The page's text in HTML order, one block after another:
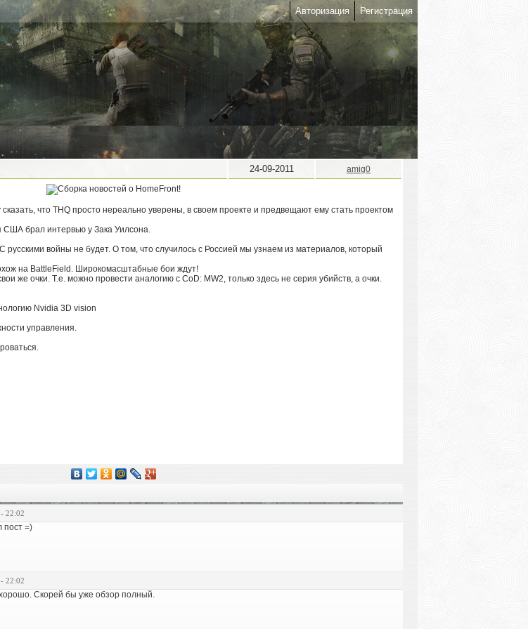
Авторизация Регистрация
24-09-2011 amig0
сказать, что THQ просто нереально уверены, в своем проекте и предвещают ему стать проектом
США брал интервью у Зака Уилсона.
русскими войны не будет. О том, что случилось с Россией мы узнаем из материалов, который
на BattleField. Широкомасштабные бои ждут!
же очки. Т.е. можно провести аналогию с CoD: MW2, только здесь не серия убийств, а очки.
Nvidia 3D vision
управления.
22:02
пост =)
22:02
Скорей бы уже обзор полный.